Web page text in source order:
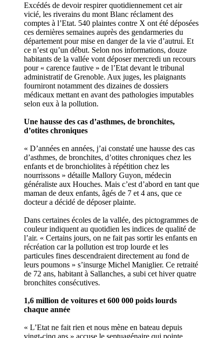
Excédés de devoir respirer quotidiennement cet air
vicié, les riverains du mont Blanc réclament des
comptes à l’Etat. 540 plaintes contre X ont été déposées
ces dernières semaines auprès des gendarmeries du
département pour mise en danger de la vie d’autrui. Et
ce n’est qu’un début. Selon nos informations, douze
habitants de la vallée vont déposer mercredi un recours
pour « carence fautive » de l’Etat devant le tribunal
administratif de Grenoble. Aux juges, les plaignants
fourniront notamment des dizaines de dossiers
médicaux mettant en avant des pathologies imputables
selon eux à la pollution.
Une hausse des cas d’asthmes, de bronchites,
d’otites chroniques
« D’années en années, j’ai constaté une hausse des cas
d’asthmes, de bronchites, d’otites chroniques chez les
enfants et de bronchiolites à répétition chez les
nourrissons » détaille Mallory Guyon, médecin
généraliste aux Houches. Mais c’est d’abord en tant que
maman de deux enfants, âgés de 7 et 4 ans, que ce
docteur a décidé de déposer plainte.
Dans certaines écoles de la vallée, des pictogrammes de
couleur indiquent au quotidien les indices de qualité de
l’air. « Certains jours, on ne fait pas sortir les enfants en
récréation car la pollution est trop lourde et les
particules fines descendraient directement au fond de
leurs poumons » s’insurge Michel Maniglier. Ce retraité
de 72 ans, habitant à Sallanches, a subi cet hiver quatre
bronchites consécutives.
1,6 million de voitures et 600 000 poids lourds
chaque année
« L’Etat ne fait rien et nous mène en bateau depuis
vingt-cinq ans » accuse le septuagénaire qui pointe